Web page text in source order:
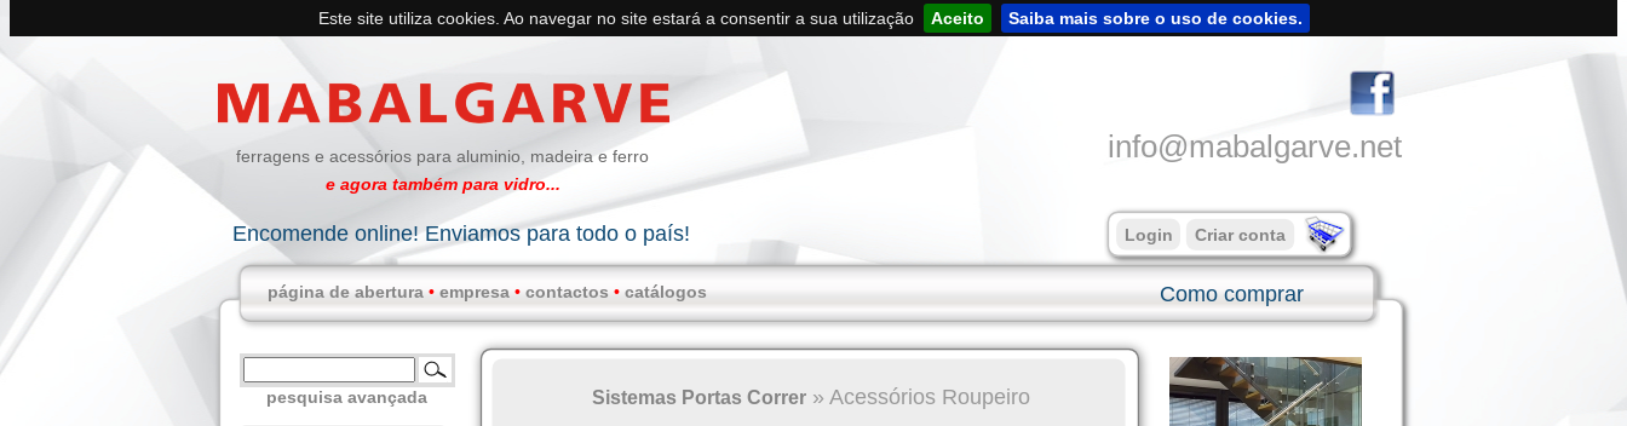
Este site utiliza cookies. Ao navegar no site estará a consentir a sua utilização Aceito Saiba mais sobre o uso de cookies.
ferragens e acessórios para aluminio, madeira e ferro
e agora também para vidro...
info@mabalgarve.net
Encomende online! Enviamos para todo o país! Login Criar conta
página de abertura • empresa • contactos • catálogos Como comprar
pesquisa avançada Sistemas Portas Correr » Acessórios Roupeiro